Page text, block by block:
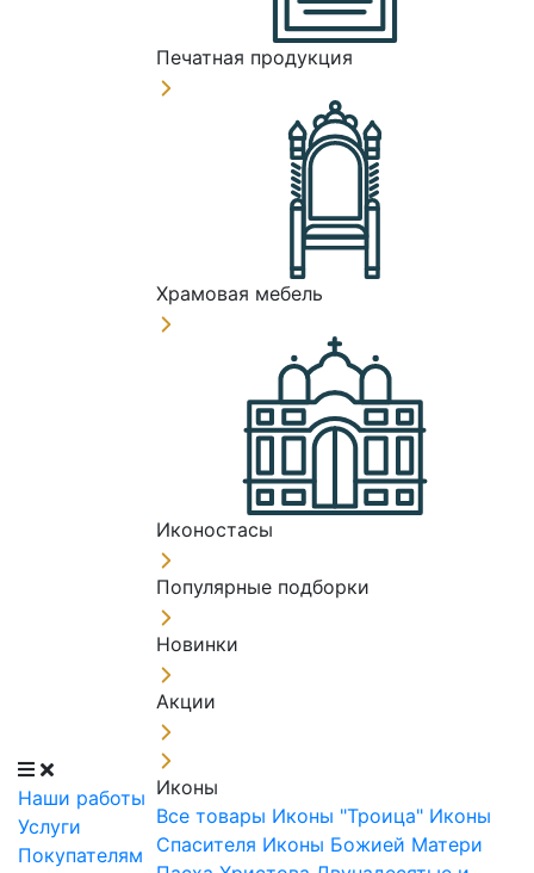
Наши работы
Услуги
Покупателям
Печатная продукция
Храмовая мебель
Иконостасы
Популярные подборки
Новинки
Акции
Иконы
Все товары Иконы "Троица" Иконы
Спасителя Иконы Божией Матери